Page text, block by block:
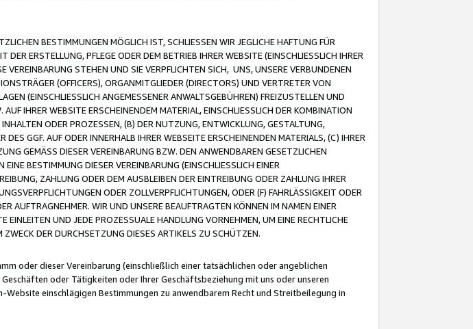
BESTIMMUNGEN MÖGLICH IST, SCHLIESSEN WIR JEGLICHE HAFTUNG FÜR
ERSTELLUNG, PFLEGE ODER DEM BETRIEB IHRER WEBSITE (EINSCHLIESSLICH IHRER
STEHEN UND SIE VERPFLICHTEN SICH, UNS, UNSERE VERBUNDENEN
(OFFICERS), ORGANMITGLIEDER (DIRECTORS) UND VERTRETER VON
(EINSCHLIESSLICH ANGEMESSENER ANWALTSGEBÜHREN) FREIZUSTELLEN UND
IHRER WEBSITE ERSCHEINENDEM MATERIAL, EINSCHLIESSLICH DER KOMBINATION
ODER PROZESSEN, (B) DER NUTZUNG, ENTWICKLUNG, GESTALTUNG,
GGF. AUF ODER INNERHALB IHRER WEBSEITE ERSCHEINENDEN MATERIALS, (C) IHRER
GEMÄSS DIESER VEREINBARUNG BZW. DEN ANWENDBAREN GESETZLICHEN
BESTIMMUNG DIESER VEREINBARUNG (EINSCHLIESSLICH EINER
ZAHLUNG ODER DEM AUSBLEIBEN DER EINTREIBUNG ODER ZAHLUNG IHRER
ODER ZOLLVERPFLICHTUNGEN, ODER (F) FAHRLÄSSIGKEIT ODER
AUFTRAGNEHMER. WIR UND UNSERE BEAUFTRAGTEN KÖNNEN IM NAMEN EINER
UND JEDE PROZESSUALE HANDLUNG VORNEHMEN, UM EINE RECHTLICHE
DER DURCHSETZUNG DIESES ARTIKELS ZU SCHÜTZEN.
oder dieser Vereinbarung (einschließlich einer tatsächlichen oder angeblichen
oder Tätigkeiten oder Ihrer Geschäftsbeziehung mit uns oder unseren
einschlägigen Bestimmungen zu anwendbarem Recht und Streitbeilegung in